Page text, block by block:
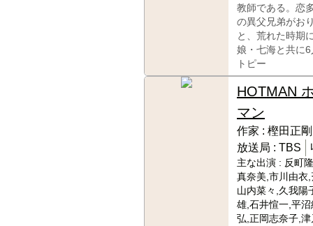
教師である。恋
の異父兄弟がお
と、荒れた時期
娘・七海と共に
トピー
HOTMAN
マン
作家 : 樫田正剛
放送局 : TBS
主な出演 : 反町
真奈美,市川由衣
山内菜々,久我陽
雄,石井愃一,平
弘,正岡志奈子,